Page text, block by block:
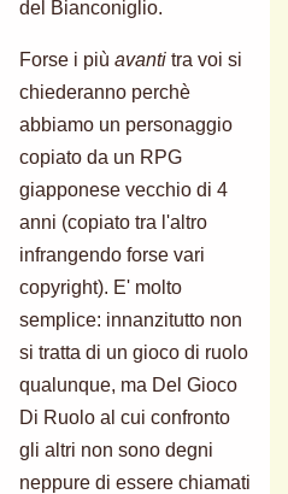
del Bianconiglio.
Forse i più avanti tra voi si
chiederanno perchè
abbiamo un personaggio
copiato da un RPG
giapponese vecchio di 4
anni (copiato tra l'altro
infrangendo forse vari
copyright). E' molto
semplice: innanzitutto non
si tratta di un gioco di ruolo
qualunque, ma Del Gioco
Di Ruolo al cui confronto
gli altri non sono degni
neppure di essere chiamati